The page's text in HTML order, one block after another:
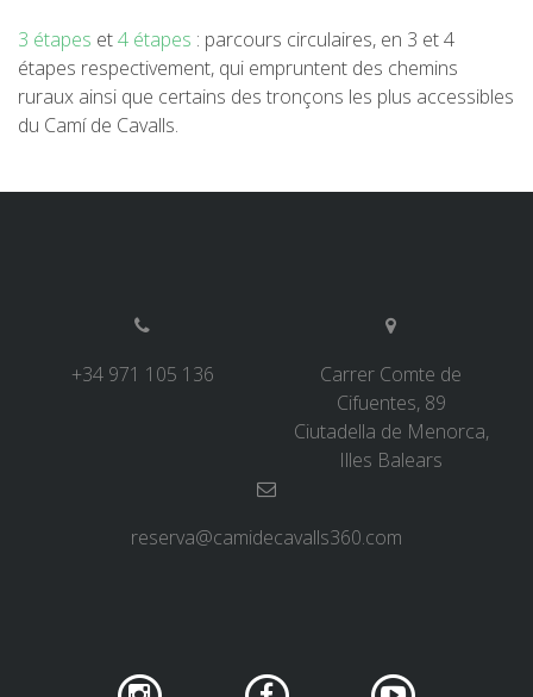
7 ÉTAPES
6 ÉTAPES
5 ÉTAPES
NORMES ET CRITÈRES DE VALIDATION
3 étapes et4 étapes : parcours circulaires, en 3 et 4
étapes respectivement, qui empruntent des chemins
ruraux ainsi que certains des tronçons les plus accessibles
du Camí de Cavalls.
+34 971 105 136
Carrer Comte de
Cifuentes, 89
Ciutadella de Menorca,
Illes Balears
reserva@camidecavalls360.com